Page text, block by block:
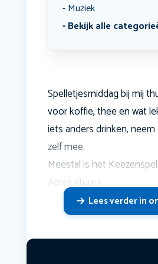
Muziek
Bekijk alle
Spelletjesmiddag bij mij
voor koffie, thee en wat
iets anders drinken,
zelf mee.
Meestal is het
Adres stuur i
Lees verder in